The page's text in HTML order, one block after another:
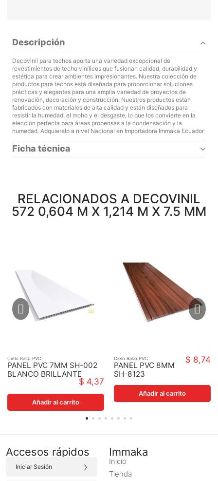
Descripción
Decovinil para techos aporta una variedad excepcional de
revestimientos de techo vinílicos que fusionan calidad, durabilidad y
estética para crear ambientes impresionantes. Nuestra colección de
productos para techos está diseñada para proporcionar soluciones
prácticas y elegantes para una amplia variedad de proyectos de
renovación, decoración y construcción. Nuestros productos están
fabricados con materiales de alta calidad y están diseñados para
resistir la humedad, el moho y el desgaste, lo que los convierte en la
elección perfecta para áreas propensas a la condensación y la
humedad. Adquierelo a nivel Nacional en Importadora Immaka Ecuador
Ficha técnica
RELACIONADOS A DECOVINIL
572 0,604 M X 1,214 M X 7.5 MM
Cielo Raso PVC
PANEL PVC 7MM SH-002
BLANCO BRILLANTE
603MM1212MMX7MM$ 4,37
Añadir al carrito
Cielo Raso PVC
PANEL PVC 8MM
SH-8123
MADERA
5700MMX250MM
$ 8,74
Añadir al carrito
Accesos rápidos
Iniciar Sesión ›
Immaka
Inicio
Tienda